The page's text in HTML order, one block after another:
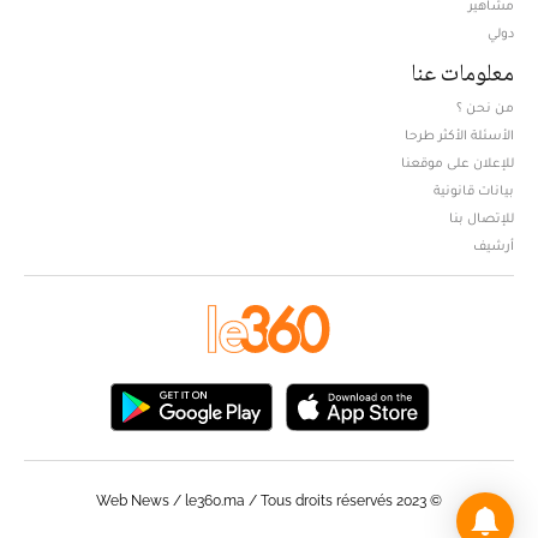
مشاهير
دولي
معلومات عنا
من نحن ؟
الأسئلة الأكثر طرحا
للإعلان على موقعنا
بيانات قانونية
للإتصال بنا
أرشيف
© Web News / le360.ma / Tous droits réservés 2023